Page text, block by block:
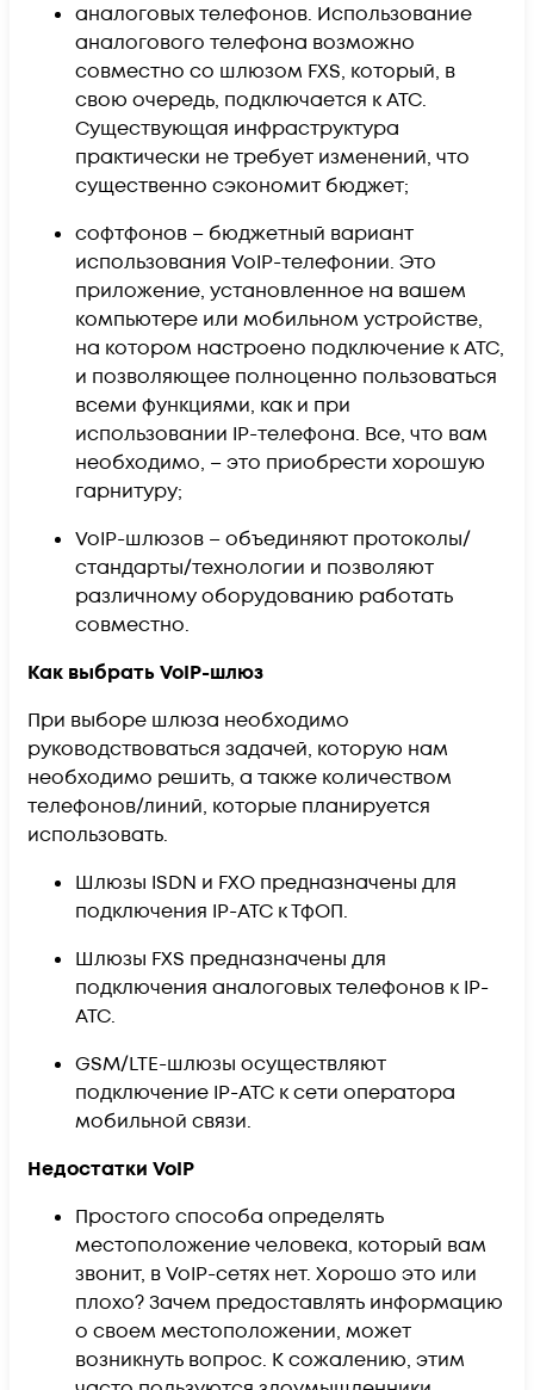
аналоговых телефонов. Использование
аналогового телефона возможно
совместно со шлюзом FXS, который, в
свою очередь, подключается к АТС.
Существующая инфраструктура
практически не требует изменений, что
существенно сэкономит бюджет;
софтфонов – бюджетный вариант
использования VoIP-телефонии. Это
приложение, установленное на вашем
компьютере или мобильном устройстве,
на котором настроено подключение к АТС,
и позволяющее полноценно пользоваться
всеми функциями, как и при
использовании IP-телефона. Все, что вам
необходимо, – это приобрести хорошую
гарнитуру;
VoIP-шлюзов – объединяют протоколы/
стандарты/технологии и позволяют
различному оборудованию работать
совместно.
Как выбрать VoIP-шлюз
При выборе шлюза необходимо
руководствоваться задачей, которую нам
необходимо решить, а также количеством
телефонов/линий, которые планируется
использовать.
Шлюзы ISDN и FXO предназначены для
подключения IP-АТС к ТфОП.
Шлюзы FXS предназначены для
подключения аналоговых телефонов к IP-
АТС.
GSM/LTE-шлюзы осуществляют
подключение IP-АТС к сети оператора
мобильной связи.
Недостатки VoIP
Простого способа определять
местоположение человека, который вам
звонит, в VoIP-сетях нет. Хорошо это или
плохо? Зачем предоставлять информацию
о своем местоположении, может
возникнуть вопрос. К сожалению, этим